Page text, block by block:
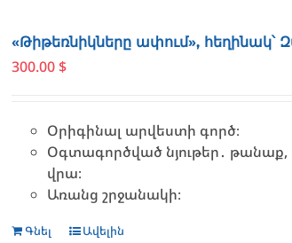
«Թիթեռնիկները ափում», հեղինակ՝
300.00 $
Օրիգինալ արվեստի գործ։
Օգտագործված նյութեր․
վրա։
Առանց շրջանակի։
Գնել Ավելին